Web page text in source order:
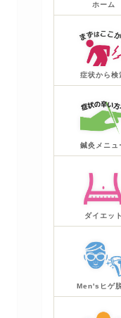
ホーム
症状から検
鍼灸メニュ
ダイエット
Men'sヒゲ